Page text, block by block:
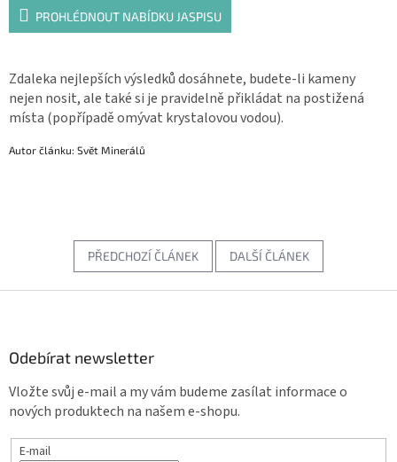
PROHLÉDNOUT NABÍDKU JASPISU
Zdaleka nejlepších výsledků dosáhnete, budete-li kameny
nejen nosit, ale také si je pravidelně přikládat na postižená
místa (popřípadě omývat krystalovou vodou).
Autor článku: Svět Minerálů
PŘEDCHOZÍ ČLÁNEK DALŠÍ ČLÁNEK
Odebírat newsletter
Vložte svůj e-mail a my vám budeme zasílat informace o
nových produktech na našem e-shopu.
E-mail